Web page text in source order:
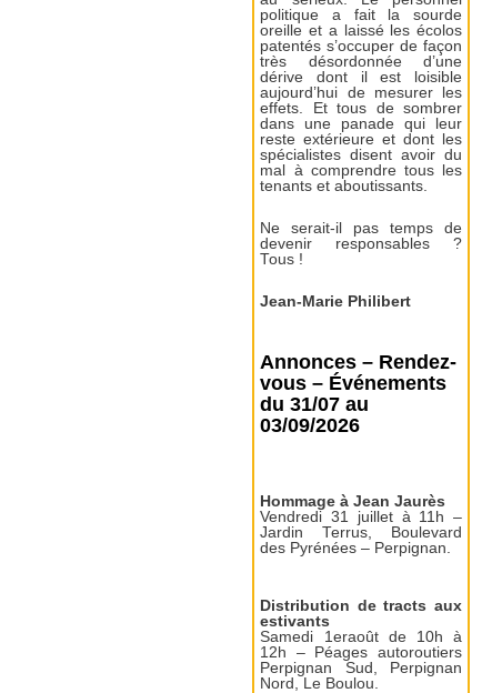
politique a fait la sourde
oreille et a laissé les écolos
patentés s’occuper de façon
très désordonnée d’une
dérive dont il est loisible
aujourd’hui de mesurer les
effets. Et tous de sombrer
dans une panade qui leur
reste extérieure et dont les
spécialistes disent avoir du
mal à comprendre tous les
tenants et aboutissants.
Ne serait-il pas temps de
devenir responsables ?
Tous !
Jean-Marie Philibert
Annonces – Rendez-
vous – Événements
du 31/07 au
03/09/2026
Hommage à Jean Jaurès
Vendredi 31 juillet à 11h –
Jardin Terrus, Boulevard
des Pyrénées – Perpignan.
Distribution de tracts aux
estivants
Samedi 1eraoût de 10h à
12h – Péages autoroutiers
Perpignan Sud, Perpignan
Nord, Le Boulou.